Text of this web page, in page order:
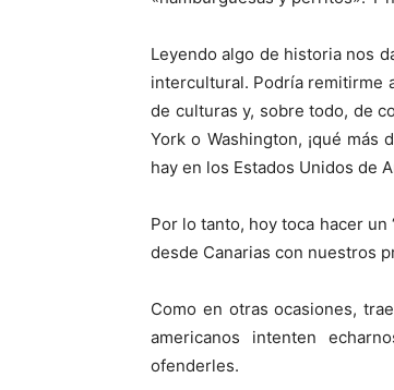
Leyendo algo de historia nos
intercultural. Podría remitirme
de culturas y, sobre todo, de
York o Washington, ¡qué
hay en los Estados Unidos de
Por lo tanto, hoy toca hacer
desde Canarias con nuestros
Como en otras ocasiones,
americanos intenten
ofenderles.